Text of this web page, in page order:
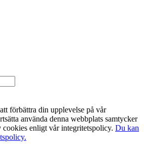
förbättra din upplevelse på vår
använda denna webbplats samtycker
enligt vår integritetspolicy. Du kan